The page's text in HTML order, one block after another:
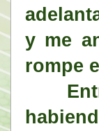
y me
rompe
Entro